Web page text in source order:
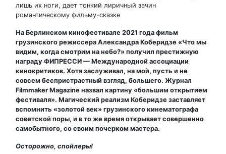
лишь их ноги, дает тонкий лиричный зачин
романтическому фильму-сказке
На Берлинском кинофестивале 2021 года фильм
грузинского режиссера Александра Коберидзе «Что мы
видим, когда смотрим на небо?» получил престижную
награду ФИПРЕССИ — Международной ассоциации
кинокритиков. Хотя заслуживал, на мой, пусть и не
совсем беспристрастный взгляд, большего. Журнал
Filmmaker Magazine назвал картину «большим открытием
фестиваля». Магический реализм Коберидзе заставляет
вспомнить «золотой век» грузинского кинематографа
советской поры, и в то же время открывает совершенно
самобытного, со своим почерком мастера.
Осторожно, спойлеры!